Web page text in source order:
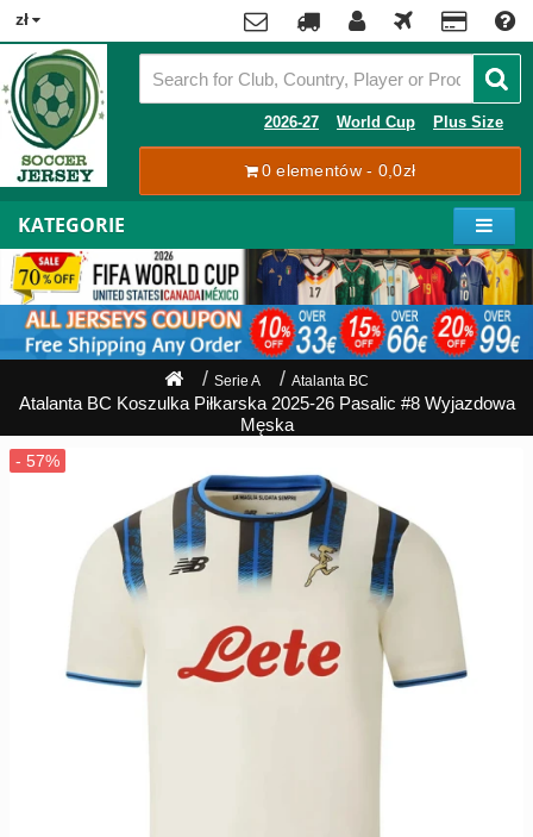
zł
Contact
Tracking
Moje
konto
Rejestracja
się
Shipping
Koszyk
2026-27 World Cup Plus Size
0 elementów - 0,0zł
x
KATEGORIE
Premier
League
La
Liga
Bundesliga
Serie
A
Ligue
1
Pilkarze
Mistrzostwa
Świata
Europe
CONMEBOL
Other
Teams
Serie A Atalanta BC
Atalanta BC Koszulka Piłkarska 2025-26 Pasalic #8 Wyjazdowa
Męska